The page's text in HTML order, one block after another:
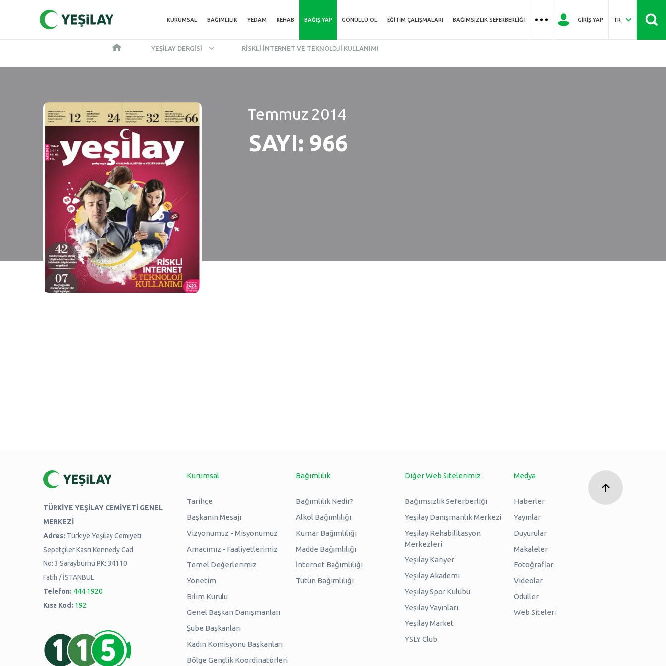
KURUMSAL BAĞIMLILIK YEDAM REHAB BAĞIŞ YAP GÖNÜLLÜ OL EĞITIM ÇALIŞMALARI BAĞIMSIZLIK SEFERBERLIĞI GIRIŞ YAP TR
YEŞILAY DERGISI RISKLI İNTERNET VE TEKNOLOJI KULLANIMI
Temmuz 2014
SAYI: 966
TÜRKİYE YEŞİLAY CEMİYETİ GENEL
MERKEZİ
Adres: Türkiye Yeşilay Cemiyeti
Sepetçiler Kasrı Kennedy Cad.
No: 3 Sarayburnu PK: 34110
Fatih / İSTANBUL
Telefon: 444 1920
Kısa Kod: 192
Kurumsal
Tarihçe
Başkanın Mesajı
Vizyonumuz - Misyonumuz
Amacımız - Faaliyetlerimiz
Temel Değerlerimiz
Yönetim
Bilim Kurulu
Genel Başkan Danışmanları
Şube Başkanları
Kadın Komisyonu Başkanları
Bölge Gençlik Koordinatörleri
Bağımlılık
Bağımlılık Nedir?
Alkol Bağımlılığı
Kumar Bağımlılığı
Madde Bağımlılığı
İnternet Bağımlılığı
Tütün Bağımlılığı
Diğer Web Sitelerimiz
Bağımsızlık Seferberliği
Yeşilay Danışmanlık Merkezi
Yeşilay Rehabilitasyon
Merkezleri
Yeşilay Kariyer
Yeşilay Akademi
Yeşilay Spor Kulübü
Yeşilay Yayınları
Yeşilay Market
YSLY Club
Medya
Haberler
Yayınlar
Duyurular
Makaleler
Fotoğraflar
Videolar
Ödüller
Web Siteleri